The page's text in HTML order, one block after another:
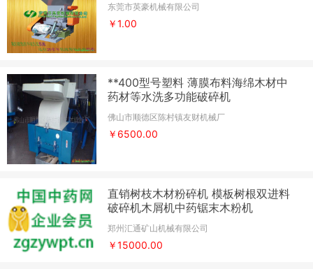
东莞市英豪机械有限公司
￥1.00
**400型号塑料 薄膜布料海绵木材中
药材等水洗多功能破碎机
佛山市顺德区陈村镇友财机械厂
￥6500.00
直销树枝木材粉碎机 模板树根双进料
破碎机木屑机中药锯末木粉机
郑州汇通矿山机械有限公司
￥15000.00